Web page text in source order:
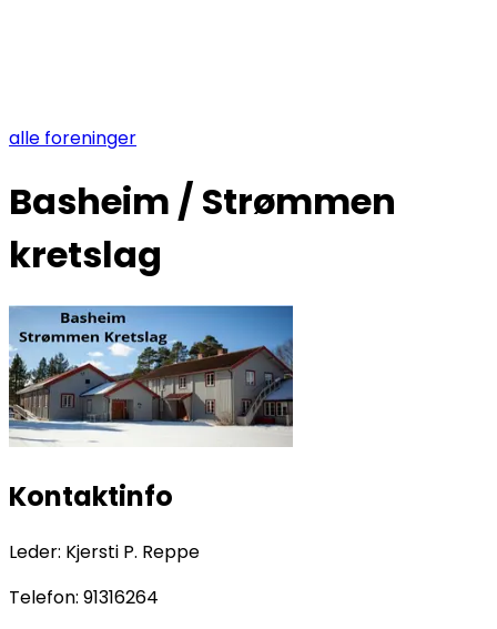
alle foreninger
Basheim / Strømmen
kretslag
Kontaktinfo
Leder: Kjersti P. Reppe
Telefon: 91316264